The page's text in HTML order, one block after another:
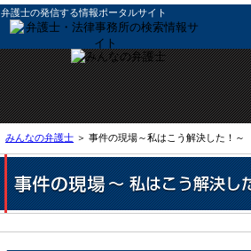
弁護士の発信する情報ポータルサイト
みんなの弁護士 ＞ 事件の現場～私はこう解決した！～